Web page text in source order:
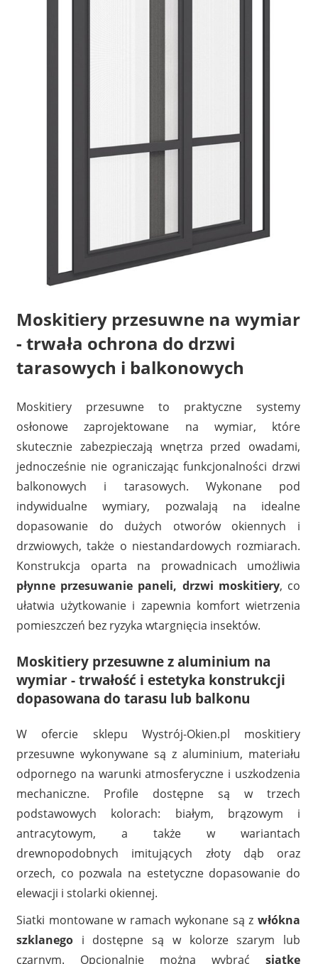
Moskitiery przesuwne na wymiar
- trwała ochrona do drzwi
tarasowych i balkonowych
Moskitiery przesuwne to praktyczne systemy
osłonowe zaprojektowane na wymiar, które
skutecznie zabezpieczają wnętrza przed owadami,
jednocześnie nie ograniczając funkcjonalności drzwi
balkonowych i tarasowych. Wykonane pod
indywidualne wymiary, pozwalają na idealne
dopasowanie do dużych otworów okiennych i
drzwiowych, także o niestandardowych rozmiarach.
Konstrukcja oparta na prowadnicach umożliwia
płynne przesuwanie paneli, drzwi moskitiery, co
ułatwia użytkowanie i zapewnia komfort wietrzenia
pomieszczeń bez ryzyka wtargnięcia insektów.
Moskitiery przesuwne z aluminium na
wymiar - trwałość i estetyka konstrukcji
dopasowana do tarasu lub balkonu
W ofercie sklepu Wystrój-Okien.pl moskitiery
przesuwne wykonywane są z aluminium, materiału
odpornego na warunki atmosferyczne i uszkodzenia
mechaniczne. Profile dostępne są w trzech
podstawowych kolorach: białym, brązowym i
antracytowym, a także w wariantach
drewnopodobnych imitujących złoty dąb oraz
orzech, co pozwala na estetyczne dopasowanie do
elewacji i stolarki okiennej.
Siatki montowane w ramach wykonane są z włókna
szklanego i dostępne są w kolorze szarym lub
czarnym. Opcjonalnie można wybrać siatkę